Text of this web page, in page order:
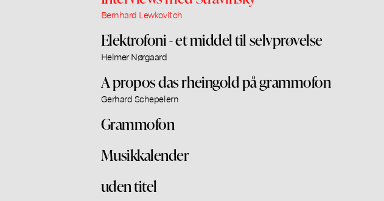
Bernhard Lewkovitch
Elektrofoni - et middel til selvprøvelse
Helmer Nørgaard
A propos das rheingold på grammofon
Gerhard Schepelern
Grammofon
Musikkalender
uden titel